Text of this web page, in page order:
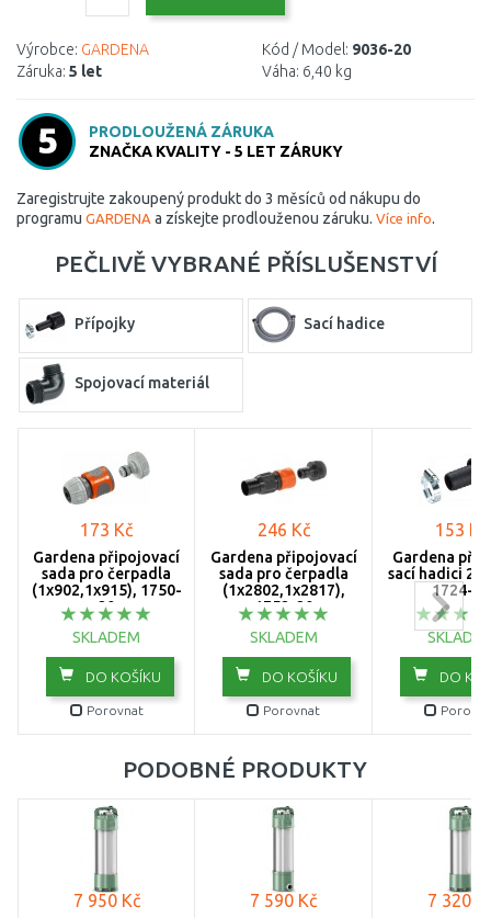
Výrobce: GARDENA
Záruka: 5 let
Kód / Model: 9036-20
Váha: 6,40 kg
PRODLOUŽENÁ ZÁRUKA
ZNAČKA KVALITY - 5 LET ZÁRUKY
Zaregistrujte zakoupený produkt do 3 měsíců od nákupu do
programu GARDENA a získejte prodlouženou záruku. Více info.
PEČLIVĚ VYBRANÉ PŘÍSLUŠENSTVÍ
Přípojky Sací hadice
Spojovací materiál
173 Kč
Gardena připojovací
sada pro čerpadla
(1x902,1x915), 1750-
20
SKLADEM
DO KOŠÍKU
Porovnat
246 Kč
Gardena připojovací
sada pro čerpadla
(1x2802,1x2817),
1752-20
SKLADEM
DO KOŠÍKU
Porovnat
153 Kč
Gardena
sací hadici
1724-20
DO
PODOBNÉ PRODUKTY
7 950 Kč 7 590 Kč 7 320